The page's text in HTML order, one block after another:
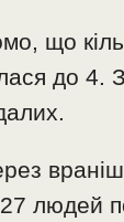
що
до 4.
27 людей